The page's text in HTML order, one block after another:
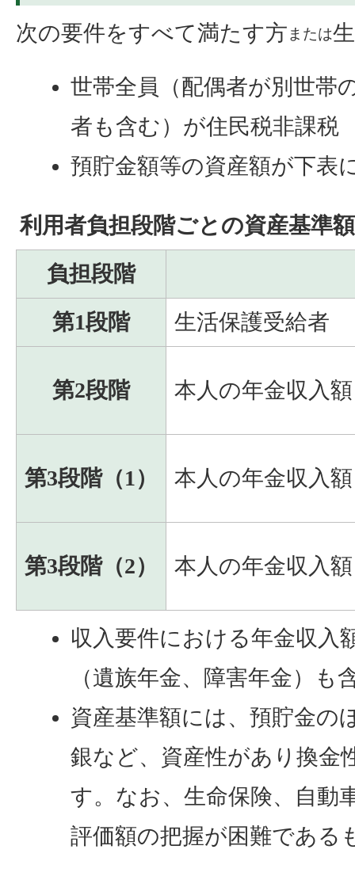
次の要件をすべて満たす方 または
世帯全員（配偶者が別世帯
者も含む）が住民税非課税
預貯金額等の資産額が下表
利用者負担段階ごとの資産基準額
負担段階
第1段階
生活保護受給者
第2段階 本人の年金収入
第3段階（1） 本人の年金収入
第3段階（2） 本人の年金収入
収入要件における年金収入
（遺族年金、障害年金）も
資産基準額には、預貯金の
銀など、資産性があり換金
す。なお、生命保険、自動
評価額の把握が困難である